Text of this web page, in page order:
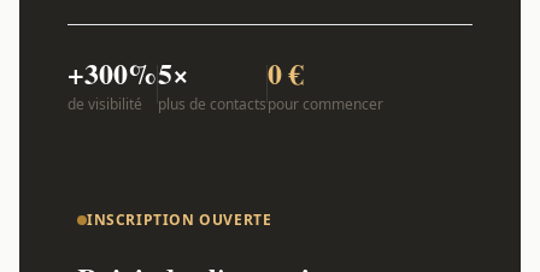
+300%
de visibilité
5×
plus de contacts
0 €
pour commencer
INSCRIPTION OUVERTE